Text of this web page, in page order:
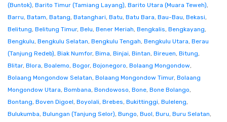
(Buntok), Barito Timur (Tamiang Layang), Barito Utara (Muara Teweh),
Barru, Batam, Batang, Batanghari, Batu, Batu Bara, Bau-Bau, Bekasi,
Belitung, Belitung Timur, Belu, Bener Meriah, Bengkalis, Bengkayang,
Bengkulu, Bengkulu Selatan, Bengkulu Tengah, Bengkulu Utara, Berau
(Tanjung Redeb), Biak Numfor, Bima, Binjai, Bintan, Bireuen, Bitung,
Blitar, Blora, Boalemo, Bogor, Bojonegoro, Bolaang Mongondow,
Bolaang Mongondow Selatan, Bolaang Mongondow Timur, Bolaang
Mongondow Utara, Bombana, Bondowoso, Bone, Bone Bolango,
Bontang, Boven Digoel, Boyolali, Brebes, Bukittinggi, Buleleng,
Bulukumba, Bulungan (Tanjung Selor), Bungo, Buol, Buru, Buru Selatan,